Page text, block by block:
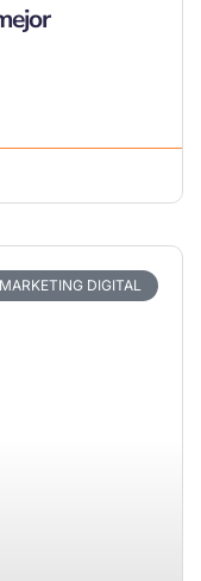
MARKETING DIGITAL